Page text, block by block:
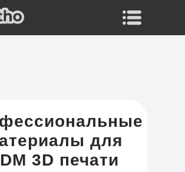
для
3D печати